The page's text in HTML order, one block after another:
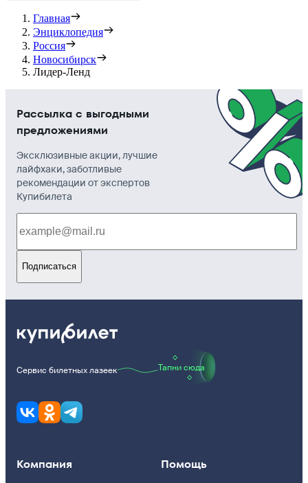
Главная
Энциклопедия
Россия
Новосибирск
Лидер-Ленд
Рассылка с выгодными
предложениями
Эксклюзивные акции, лучшие
лайфхаки, заботливые
рекомендации от экспертов
Купибилета
Подписаться
Сервис билетных лазеек Тапни сюда
Компания Помощь